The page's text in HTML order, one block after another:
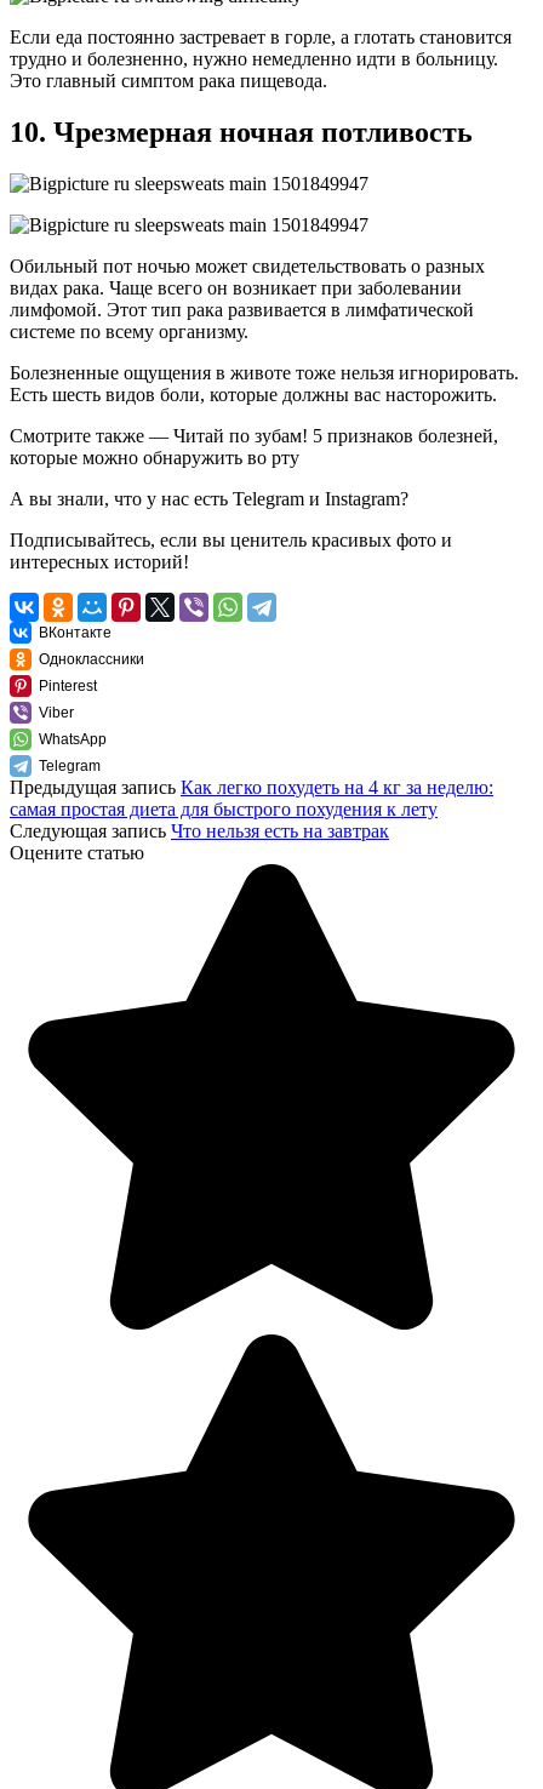
Если еда постоянно застревает в горле, а глотать становится
трудно и болезненно, нужно немедленно идти в больницу.
Это главный симптом рака пищевода.
10. Чрезмерная ночная потливость
Обильный пот ночью может свидетельствовать о разных
видах рака. Чаще всего он возникает при заболевании
лимфомой. Этот тип рака развивается в лимфатической
системе по всему организму.
Болезненные ощущения в животе тоже нельзя игнорировать.
Есть шесть видов боли, которые должны вас насторожить.
Смотрите также — Читай по зубам! 5 признаков болезней,
которые можно обнаружить во рту
А вы знали, что у нас есть Telegram и Instagram?
Подписывайтесь, если вы ценитель красивых фото и
интересных историй!
ВКонтакте
Одноклассники
Pinterest
Viber
WhatsApp
Telegram
Предыдущая запись Как легко похудеть на 4 кг за неделю:
самая простая диета для быстрого похудения к лету
Следующая запись Что нельзя есть на завтрак
Оцените статью